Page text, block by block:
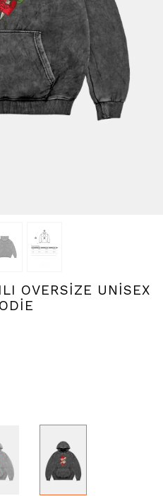
OVERSİZE UNİSEX